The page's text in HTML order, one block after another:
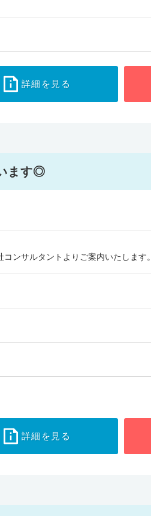
詳細を見る
ます◎
ンサルタントよりご案内いたします。
詳細を見る